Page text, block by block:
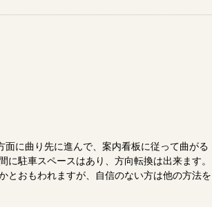
に曲り先に進んで、案内看板に従って曲がる
に駐車スペースはあり、方向転換は出来ます。
とおもわれますが、自信のない方は他の方法を